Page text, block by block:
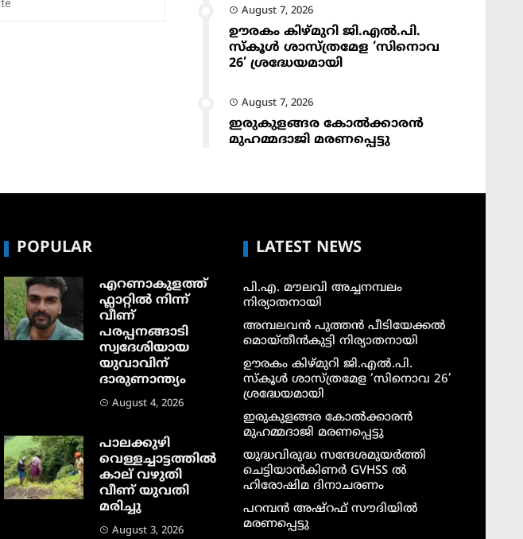
August 7, 2026
ഊരകം കിഴ്മുറി ജി.എൽ.പി.
സ്കൂൾ ശാസ്ത്രമേള ‘സിനൊവ
26’ ശ്രദ്ധേയമായി
August 7, 2026
ഇരുകുളങ്ങര കോൽക്കാരൻ
മുഹമ്മദാജി മരണപ്പെട്ടു
POPULAR
എറണാകുളത്ത്
ഫ്ലാറ്റിൽ നിന്ന്
വീണ്
പരപ്പനങ്ങാടി
സ്വദേശിയായ
യുവാവിന്
ദാരുണാന്ത്യം
August 4, 2026
പാലക്കുഴി
വെള്ളച്ചാട്ടത്തില്‍
കാല് വഴുതി
വീണ് യുവതി
മരിച്ചു
August 3, 2026
LATEST NEWS
പി.എ. മൗലവി അച്ചനമ്പലം
നിര്യാതനായി
അമ്പലവൻ പുത്തൻ പീടിയേക്കൽ
മൊയ്തീൻകുട്ടി നിര്യാതനായി
ഊരകം കിഴ്മുറി ജി.എൽ.പി.
സ്കൂൾ ശാസ്ത്രമേള ‘സിനൊവ 26’
ശ്രദ്ധേയമായി
ഇരുകുളങ്ങര കോൽക്കാരൻ
മുഹമ്മദാജി മരണപ്പെട്ടു
യുദ്ധവിരുദ്ധ സന്ദേശമുയർത്തി
ചെട്ടിയാൻകിണർ GVHSS ൽ
ഹിരോഷിമ ദിനാചരണം
പറമ്പൻ അഷ്‌റഫ് സൗദിയിൽ
മരണപ്പെട്ടു